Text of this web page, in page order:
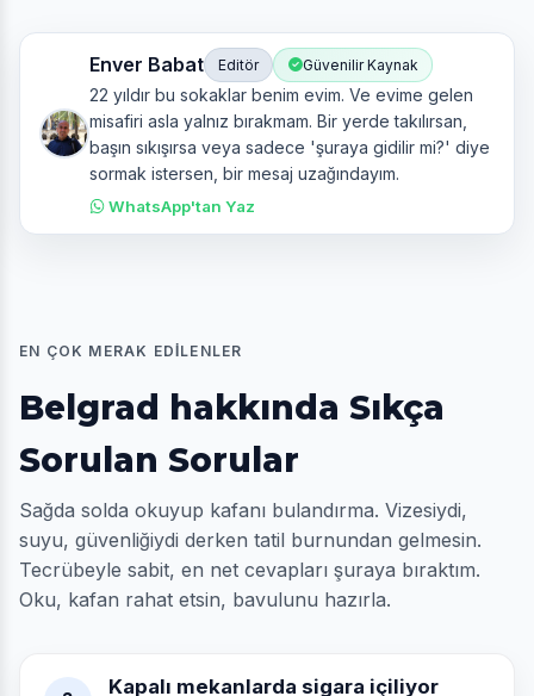
Enver Babat Editör Güvenilir Kaynak
22 yıldır bu sokaklar benim evim. Ve evime gelen
misafiri asla yalnız bırakmam. Bir yerde takılırsan,
başın sıkışırsa veya sadece 'şuraya gidilir mi?' diye
sormak istersen, bir mesaj uzağındayım.
WhatsApp'tan Yaz
EN ÇOK MERAK EDILENLER
Belgrad hakkında Sıkça
Sorulan Sorular
Sağda solda okuyup kafanı bulandırma. Vizesiydi,
suyu, güvenliğiydi derken tatil burnundan gelmesin.
Tecrübeyle sabit, en net cevapları şuraya bıraktım.
Oku, kafan rahat etsin, bavulunu hazırla.
Kapalı mekanlarda sigara içiliyor